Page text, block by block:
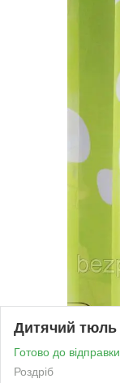
Дитячий тюль
Готово до відправки
Роздріб